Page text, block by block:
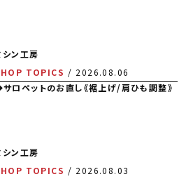
シン工房
TOPICS
2026.08.06
ロペットのお直し《裾上げ/肩ひも調整》
シン工房
TOPICS
2026.08.03